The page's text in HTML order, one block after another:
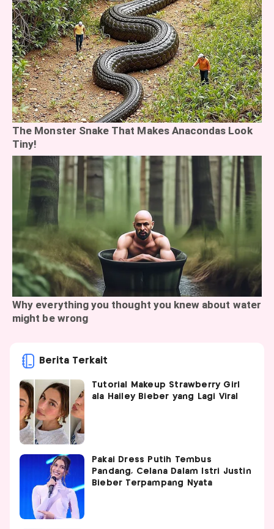
Berita Terkait
Tutorial Makeup Strawberry Girl
ala Hailey Bieber yang Lagi Viral
Pakai Dress Putih Tembus
Pandang, Celana Dalam Istri Justin
Bieber Terpampang Nyata